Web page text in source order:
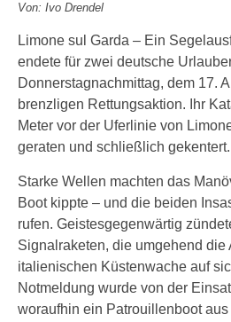
Von: Ivo Drendel
Limone sul Garda – Ein
endete für zwei deutsche
Donnerstagnachmittag, dem 17.
brenzligen Rettungsaktion. Ihr
Meter vor der Uferlinie von
geraten und schließlich gekentert.
Starke Wellen machten das
Boot kippte – und die beiden
rufen. Geistesgegenwärtig
Signalraketen, die umgehend die
italienischen Küstenwache auf
Notmeldung wurde von der
woraufhin ein Patrouillenboot